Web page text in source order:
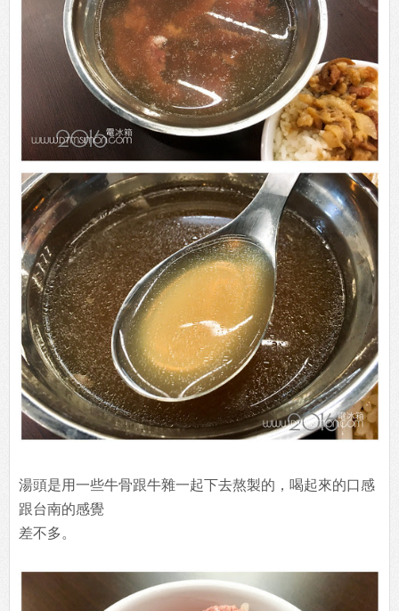
湯頭是用一些牛骨跟牛雜一起下去熬製的，喝起來的口感
跟台南的感覺
差不多。